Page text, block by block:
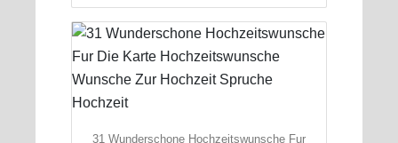
31 Wunderschone Hochzeitswunsche Fur